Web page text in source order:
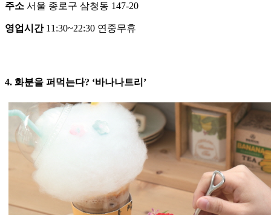
주소 서울 종로구 삼청동 147-20
영업시간11:30~22:30 연중무휴
4. 화분을 퍼먹는다? ‘바나나트리’